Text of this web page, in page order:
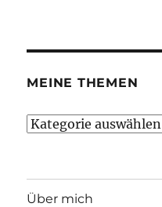
MEINE THEMEN
Meine
Über mich